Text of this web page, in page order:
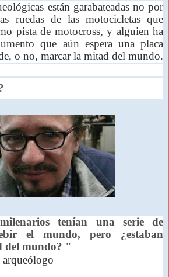
están garabateadas no por
ruedas de las motocicletas que
pista de motocross, y alguien ha
que aún espera una placa
o no, marcar la mitad del mundo.
tenían una serie de
el mundo, pero ¿estaban
del mundo? "